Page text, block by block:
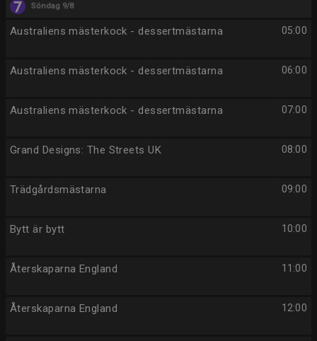
Söndag 9/8
05:00
Australiens mästerkock - dessertmästarna
06:00
Australiens mästerkock - dessertmästarna
07:00
Australiens mästerkock - dessertmästarna
08:00
Grand Designs: The Streets UK
09:00
Trädgårdsmästarna
10:00
Bytt är bytt
11:00
Återskaparna England
12:00
Återskaparna England